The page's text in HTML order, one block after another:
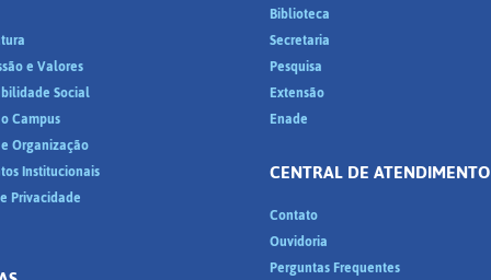
e Valores
Social
Campus
Organização
Institucionais
Privacidade
Biblioteca
Secretaria
Pesquisa
Extensão
Enade
CENTRAL DE ATENDIMENTO
Contato
Ouvidoria
Perguntas Frequentes